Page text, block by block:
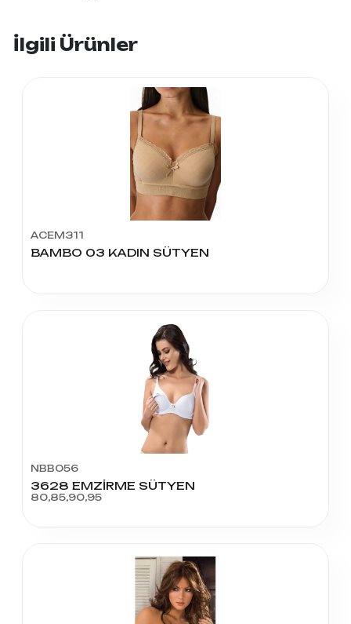
İlgili Ürünler
ACEM311
BAMBO 03 KADIN SÜTYEN
NBB056
3628 EMZİRME SÜTYEN
80,85,90,95